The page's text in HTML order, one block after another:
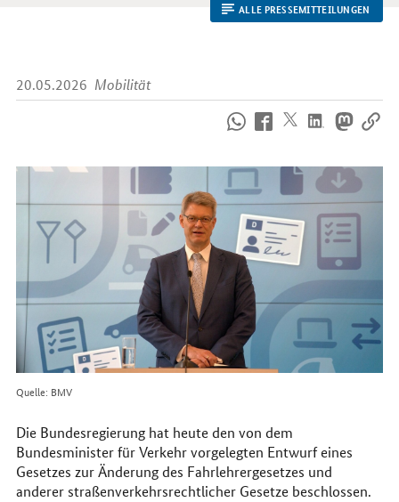
ALLE PRESSEMITTEILUNGEN
20.05.2026 Mobilität
uns
Internet
Quelle: BMV
Die Bundesregierung hat heute den von dem
Bundesminister für Verkehr vorgelegten Entwurf eines
Gesetzes zur Änderung des Fahrlehrergesetzes und
anderer straßenverkehrsrechtlicher Gesetze beschlossen.